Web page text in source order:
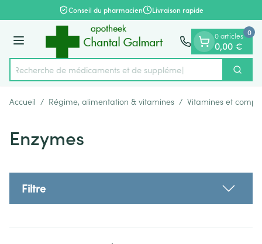
Aller au contenu
1 de 1Conseil du pharmacien Livraison rapide
Menu
Rechercher
Recherche de médicam
0 articles
0,00 €
0
Accueil / Régime, alimentation & vitamines / Vitamines et
Enzymes
Filtre